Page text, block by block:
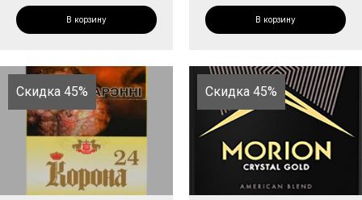
В корзину В корзину
Скидка 45% Скидка 45%